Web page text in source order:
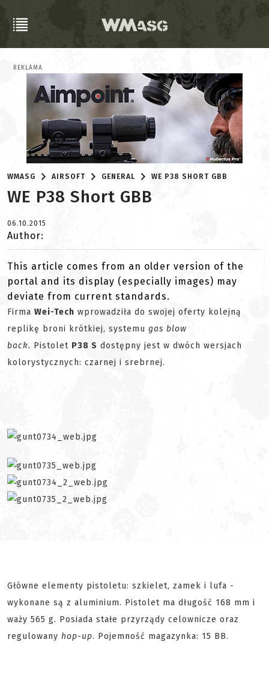
REKLAMA
WMASG AIRSOFT GENERAL WE P38 SHORT GBB
WE P38 Short GBB
06.10.2015
Author:
This article comes from an older version of the
portal and its display (especially images) may
deviate from current standards.
Firma Wei-Tech wprowadziła do swojej oferty kolejną
replikę broni krótkiej, systemu gas blow
back. Pistolet P38 S dostępny jest w dwóch wersjach
kolorystycznych: czarnej i srebrnej.
Główne elementy pistoletu: szkielet, zamek i lufa -
wykonane są z aluminium. Pistolet ma długość 168 mm i
waży 565 g. Posiada stałe przyrządy celownicze oraz
regulowany hop-up. Pojemność magazynka: 15 BB.